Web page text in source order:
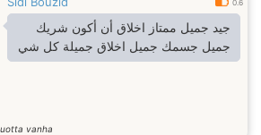
0.6
جيد جميل ممتاز اخلاق أن أكون شريك
جميل جسمك جميل اخلاق جميلة كل شي
vanha